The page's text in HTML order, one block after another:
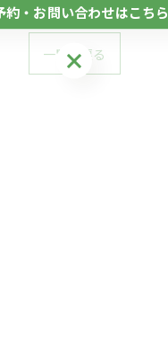
一覧に戻る
約・お問い合わせはこちら
約・お問い合わせはこちら